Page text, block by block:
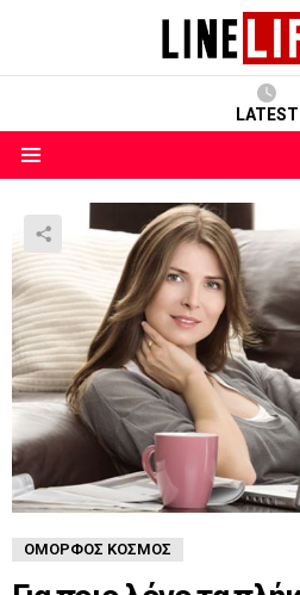
LATEST
ΌΜΟΡΦΟΣ ΚΌΣΜΟΣ